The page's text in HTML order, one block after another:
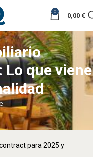
0 0,00 €
que viene
para 2025 y